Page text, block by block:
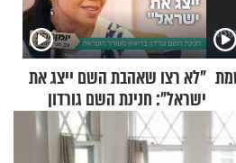
"לא רצו שאהבת השם ייצג את
ישראל": חנינת השם גורדון
בריאיון מעורר השראה